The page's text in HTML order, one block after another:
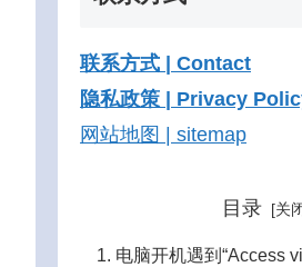
联系方式 | Contact
隐私政策 | Privacy
网站地图 | sitemap
目录
电脑开机遇到“Access